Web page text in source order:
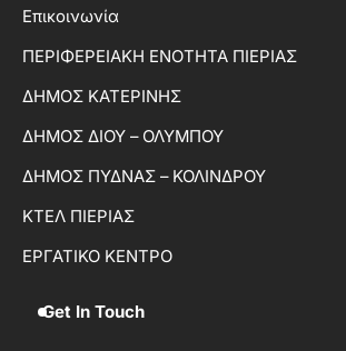
Επικοινωνία
ΠΕΡΙΦΕΡΕΙΑΚΗ ΕΝΟΤΗΤΑ ΠΙΕΡΙΑΣ
ΔΗΜΟΣ ΚΑΤΕΡΙΝΗΣ
ΔΗΜΟΣ ΔΙΟΥ – ΟΛΥΜΠΟΥ
ΔΗΜΟΣ ΠΥΔΝΑΣ – ΚΟΛΙΝΔΡΟΥ
ΚΤΕΛ ΠΙΕΡΙΑΣ
ΕΡΓΑΤΙΚΟ ΚΕΝΤΡΟ
Get In Touch